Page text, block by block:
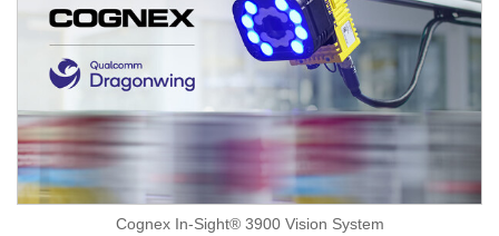
Cognex In-Sight® 3900 Vision System